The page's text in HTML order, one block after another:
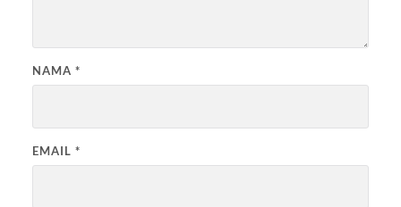
NAMA *
EMAIL *